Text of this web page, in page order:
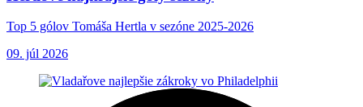
Top 5 gólov Tomáša Hertla v sezóne 2025-2026
09. júl 2026